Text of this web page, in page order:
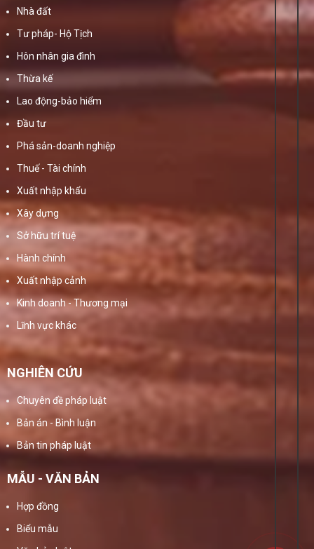
Nhà đất
Tư pháp- Hộ Tịch
Hôn nhân gia đình
Thừa kế
Lao động-bảo hiểm
Đầu tư
Phá sản-doanh nghiệp
Thuế - Tài chính
Xuất nhập khẩu
Xây dựng
Sở hữu trí tuệ
Hành chính
Xuất nhập cảnh
Kinh doanh - Thương mại
Lĩnh vực khác
NGHIÊN CỨU
Chuyên đề pháp luật
Bản án - Bình luận
Bản tin pháp luật
MẪU - VĂN BẢN
Hợp đồng
Biểu mẫu